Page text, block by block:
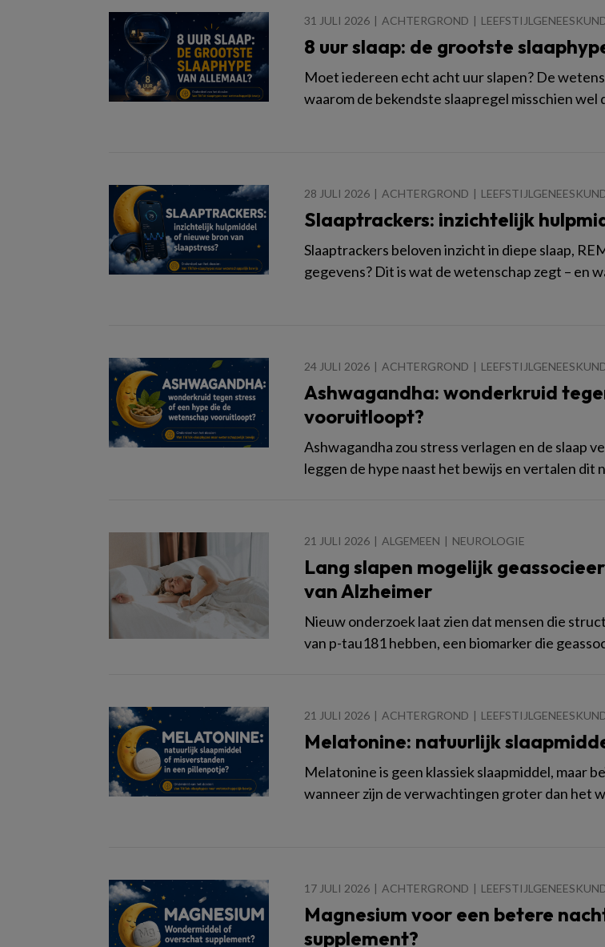
31 JULI 2026 ACHTERGROND
8 uur slaap: de grootste
Moet iedereen echt acht uur slapen? De
waarom de bekendste slaapregel misschien wel
28 JULI 2026 ACHTERGROND
Slaaptrackers: inzichtelijk
Slaaptrackers beloven inzicht in diepe slaap,
gegevens? Dit is wat de wetenschap zegt – en
24 JULI 2026 ACHTERGROND
Ashwagandha: wonderkruid
vooruitloopt?
Ashwagandha zou stress verlagen en de slaap
leggen de hype naast het bewijs en vertalen dit
21 JULI 2026 ALGEMEEN NEUROLOGIE
Lang slapen mogelijk
van Alzheimer
Nieuw onderzoek laat zien dat mensen die
van p-tau181 hebben, een biomarker die
21 JULI 2026 ACHTERGROND
Melatonine: natuurlijk
Melatonine is geen klassiek slaapmiddel, maar
wanneer zijn de verwachtingen groter dan het
17 JULI 2026 ACHTERGROND
Magnesium voor een betere
supplement?